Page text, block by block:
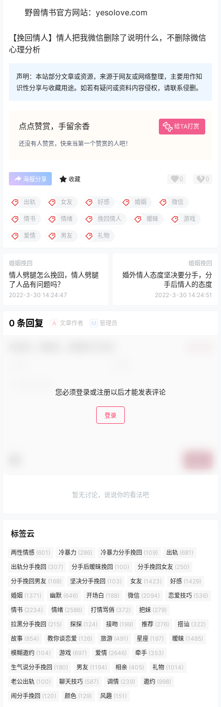
野兽情书官方网站：yesolove.com
【挽回情人】情人把我微信删除了说明什么，不删除微信
心理分析
声明：本站部分文章或资源，来源于网友或网络整理，主要用作知
识性分享与收藏用途。如若有疑问或资料内容侵权，请联系侵删。
点点赞赏，手留余香 给TA打赏
还没有人赞赏，快来当第一个赞赏的人吧！
海报分享 收藏 0 0
出轨 女友 好感 婚姻 微信
情书 情绪 挽回情人 暧昧 游戏
爱情 男友 礼物
婚姻挽回
情人劈腿怎么挽回，情人劈腿
了人品有问题吗？
2022-3-30 14:24:47
婚姻挽回
婚外情人态度坚决要分手，分
手后情人的态度
2022-3-30 14:24:51
0 条回复 A 文章作者 M 管理员
您必须登录或注册以后才能发表评论
登录
暂无讨论，说说你的看法吧
标签云
两性情感 (601) 冷暴力 (286) 冷暴力分手挽回 (109) 出轨 (681)
出轨分手挽回 (307) 分手后暧昧挽回 (100) 分手挽回女友 (250)
分手挽回男友 (168) 坚决分手挽回 (103) 女友 (1423) 好感 (1429)
婚姻 (1371) 幽默 (646) 开场白 (188) 微信 (2094) 恋爱技巧 (536)
情书 (2234) 情绪 (2586) 打情骂俏 (372) 把妹 (279)
拉黑分手挽回 (215) 探探 (124) 接吻 (199) 推荐 (276) 搭讪 (322)
故事 (854) 教你谈恋爱 (126) 旅游 (491) 星座 (197) 暧昧 (1485)
模糊邀约 (104) 游戏 (697) 爱情 (2646) 牵手 (353)
生气说分手挽回 (180) 男友 (1194) 相亲 (405) 礼物 (1014)
老公出轨 (100) 聊天技巧 (587) 调情 (239) 邀约 (998)
闹分手挽回 (120) 颜色 (129) 风趣 (151)